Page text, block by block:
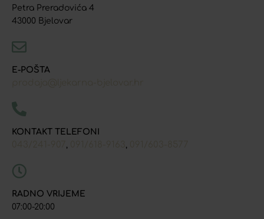
Petra Preradovića 4
43000 Bjelovar
E-POŠTA
KONTAKT TELEFONI
RADNO VRIJEME
07:00-20:00